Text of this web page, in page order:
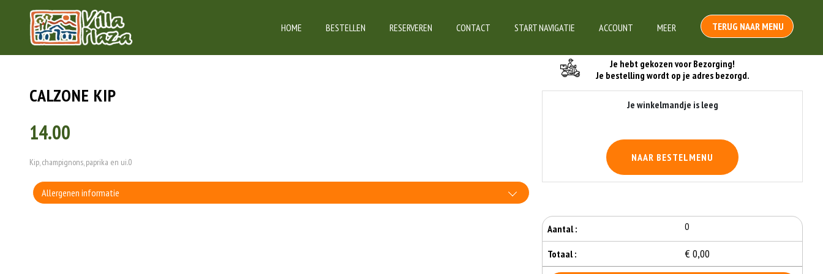
HOME BESTELLEN RESERVEREN CONTACT START NAVIGATIE ACCOUNT MEER TERUG NAAR MENU
CALZONE KIP
14.00
Kip, champignons, paprika en ui.0
Allergenen informatie
Je hebt gekozen voor Bezorging!
Je bestelling wordt op je adres bezorgd.
Je winkelmandje is leeg
NAAR BESTELMENU
Aantal : 0
Totaal : € 0,00
Je Bestelling